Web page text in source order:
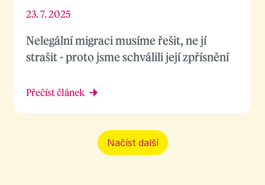
Nelegální migraci musíme řešit, ne jí
strašit - proto jsme schválili její zpřísnění
23. 7. 2025
Přečíst článek
Načíst další